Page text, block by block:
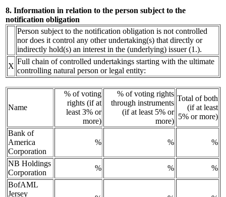
8. Information in relation to the person subject to the
notification obligation
Person subject to the notification obligation is not controlled
nor does it control any other undertaking(s) that directly or
indirectly hold(s) an interest in the (underlying) issuer (1.).
X
Full chain of controlled undertakings starting with the ultimate
controlling natural person or legal entity:
Name
% of voting
rights (if at
least 3% or
more)
% of voting rights
through instruments
(if at least 5% or
more)
Total of both
(if at least
5% or more)
Bank of
America
Corporation
% % %
NB Holdings
Corporation
% %
%
BofAML
Jersey